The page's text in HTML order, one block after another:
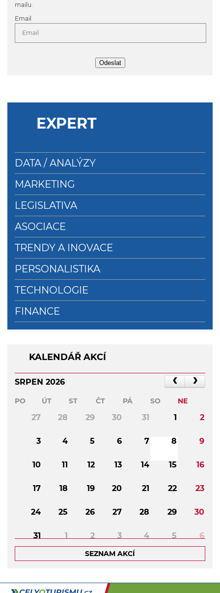
mailu.
Email
Odeslat
EXPERT
DATA / ANALÝZY
MARKETING
LEGISLATIVA
ASOCIACE
TRENDY A INOVACE
PERSONALISTIKA
TECHNOLOGIE
FINANCE
KALENDÁŘ AKCÍ
SRPEN 2026
PO ÚT ST ČT PÁ SO NE
27 28 29 30 31 1 2
3 4 5 6 7 8 9
10 11 12 13 14 15 16
17 18 19 20 21 22 23
24 25 26 27 28 29 30
31 1 2 3 4 5 6
SEZNAM AKCÍ